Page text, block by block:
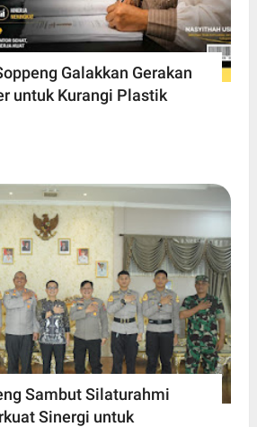
Galakkan Gerakan
untuk Kurangi Plastik
Sambut Silaturahmi
Sinergi untuk